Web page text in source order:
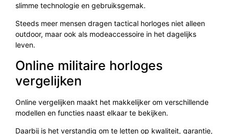
slimme technologie en gebruiksgemak.
Steeds meer mensen dragen tactical horloges niet alleen
outdoor, maar ook als modeaccessoire in het dagelijks
leven.
Online militaire horloges
vergelijken
Online vergelijken maakt het makkelijker om verschillende
modellen en functies naast elkaar te bekijken.
Daarbij is het verstandig om te letten op kwaliteit, garantie,